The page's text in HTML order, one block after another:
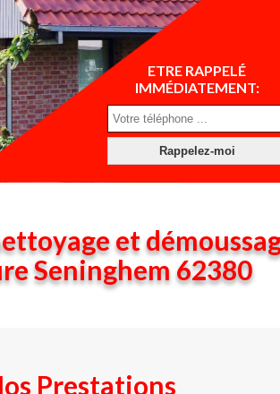
ETRE RAPPELÉ
IMMÉDIATEMENT:
et
Seninghem 62380
Prestations